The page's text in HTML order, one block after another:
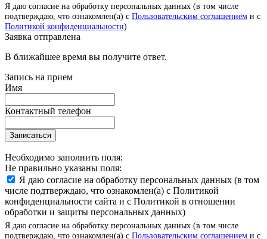
Я даю согласие на обработку персональных данных (в том числе
подтверждаю, что ознакомлен(а) с Пользовательским соглашением и с
Политикой конфиденциальности)
Заявка отправлена
В ближайшее время вы получите ответ.
Запись на прием
Имя
Контактный телефон
Записаться
Необходимо заполнить поля:
Не правильно указаны поля:
Я даю согласие на обработку персональных данных (в том
числе подтверждаю, что ознакомлен(а) с Политикой
конфиденциальности сайта и с Политикой в отношении
обработки и защиты персональных данных)
Я даю согласие на обработку персональных данных (в том числе
подтверждаю, что ознакомлен(а) с Пользовательским соглашением и с